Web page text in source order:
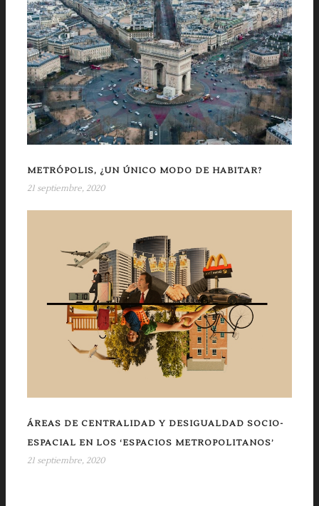
METRÓPOLIS, ¿UN ÚNICO MODO DE HABITAR?
21 septiembre, 2020
ÁREAS DE CENTRALIDAD Y DESIGUALDAD SOCIO-
ESPACIAL EN LOS ‘ESPACIOS METROPOLITANOS’
21 septiembre, 2020